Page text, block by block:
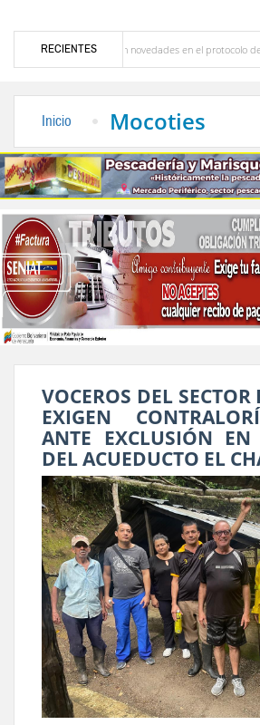
RECIENTES
y se conocieron novedades en el protocolo del 7 de
Inicio Mocoties
VOCEROS DEL SECTOR
EXIGEN
ANTE EXCLUSIÓN EN
DEL ACUEDUCTO EL